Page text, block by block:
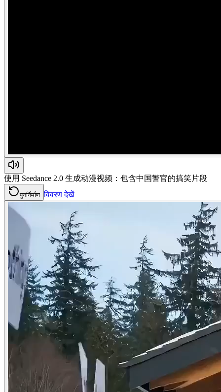
使用 Seedance 2.0 生成动漫视频：包含中国警官的搞笑片段
पुनर्निर्माण विवरण देखें